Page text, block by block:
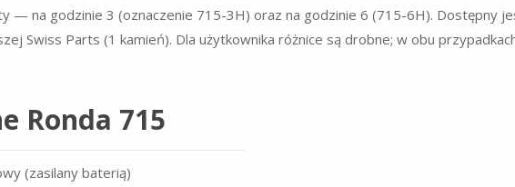
— na godzinie 3 (oznaczenie 715-3H) oraz na godzinie 6 (715-6H). Dostępny
Swiss Parts (1 kamień). Dla użytkownika różnice są drobne; w obu
Ronda 715
(zasilany baterią)